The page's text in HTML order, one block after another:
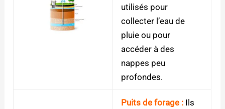
utilisés pour
collecter l’eau de
pluie ou pour
accéder à des
nappes peu
profondes.
Puits de forage : Ils